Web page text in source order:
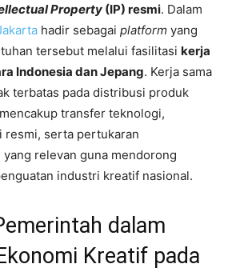
Property (IP) resmi. Dalam
hadir sebagai platform yang
tersebut melalui fasilitasi kerja
Indonesia dan Jepang. Kerja sama
terbatas pada distribusi produk
transfer teknologi,
resmi, serta pertukaran
relevan guna mendorong
industri kreatif nasional.
dalam
Kreatif pada